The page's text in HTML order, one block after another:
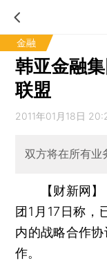
金融
韩亚金融
联盟
2011年01月18日
双方将在所有业
【财新网
团1月17日称，
内的战略合作
作。